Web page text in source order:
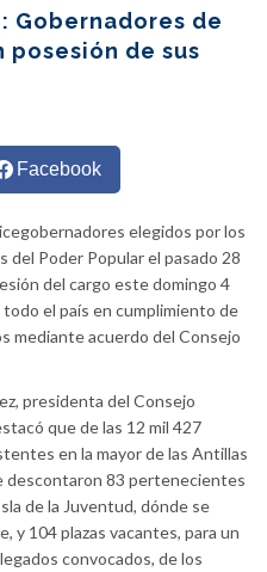
Gobernadores de
posesión de sus
Facebook
elegidos por los
del Poder Popular el pasado 28
del cargo este domingo 4
el país en cumplimiento de
mediante acuerdo del Consejo
presidenta del Consejo
que de las 12 mil 427
en la mayor de las Antillas
descontaron 83 pertenecientes
de la Juventud, dónde se
y 104 plazas vacantes, para un
convocados, de los